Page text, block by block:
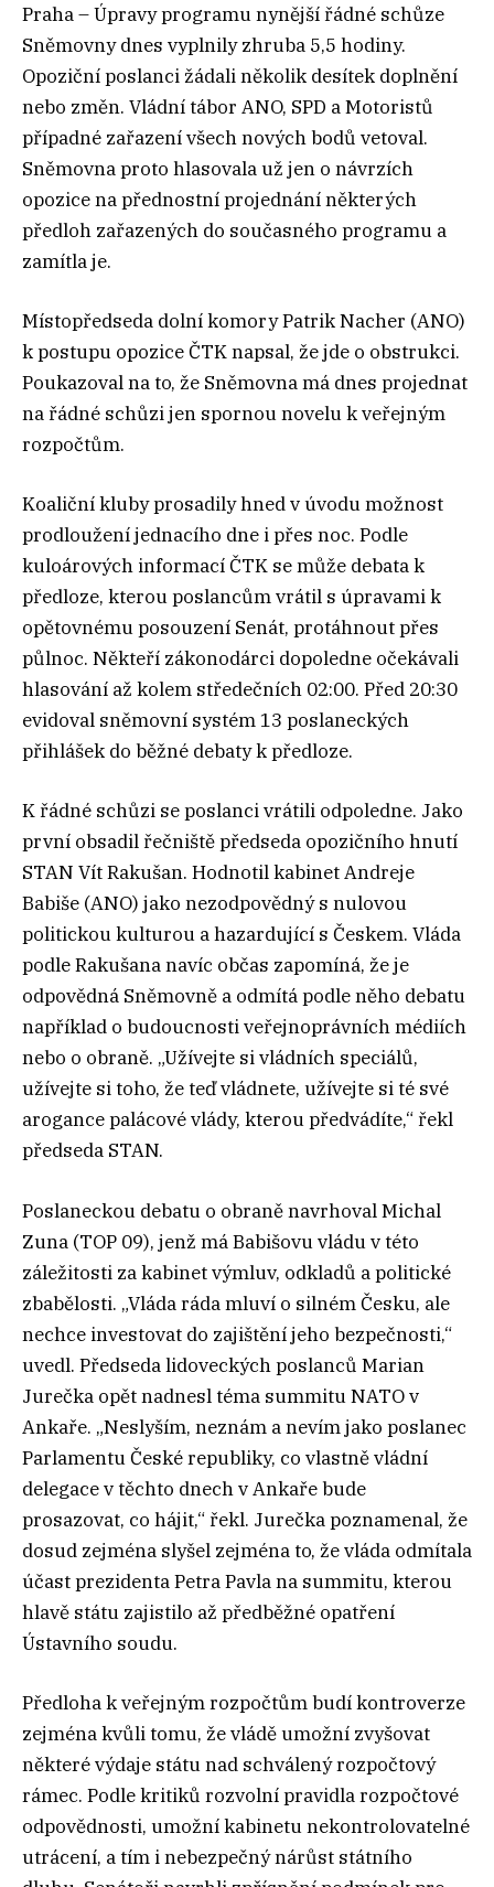
Praha – Úpravy programu nynější řádné schůze
Sněmovny dnes vyplnily zhruba 5,5 hodiny.
Opoziční poslanci žádali několik desítek doplnění
nebo změn. Vládní tábor ANO, SPD a Motoristů
případné zařazení všech nových bodů vetoval.
Sněmovna proto hlasovala už jen o návrzích
opozice na přednostní projednání některých
předloh zařazených do současného programu a
zamítla je.
Místopředseda dolní komory Patrik Nacher (ANO)
k postupu opozice ČTK napsal, že jde o obstrukci.
Poukazoval na to, že Sněmovna má dnes projednat
na řádné schůzi jen spornou novelu k veřejným
rozpočtům.
Koaliční kluby prosadily hned v úvodu možnost
prodloužení jednacího dne i přes noc. Podle
kuloárových informací ČTK se může debata k
předloze, kterou poslancům vrátil s úpravami k
opětovnému posouzení Senát, protáhnout přes
půlnoc. Někteří zákonodárci dopoledne očekávali
hlasování až kolem středečních 02:00. Před 20:30
evidoval sněmovní systém 13 poslaneckých
přihlášek do běžné debaty k předloze.
K řádné schůzi se poslanci vrátili odpoledne. Jako
první obsadil řečniště předseda opozičního hnutí
STAN Vít Rakušan. Hodnotil kabinet Andreje
Babiše (ANO) jako nezodpovědný s nulovou
politickou kulturou a hazardující s Českem. Vláda
podle Rakušana navíc občas zapomíná, že je
odpovědná Sněmovně a odmítá podle něho debatu
například o budoucnosti veřejnoprávních médiích
nebo o obraně. „Užívejte si vládních speciálů,
užívejte si toho, že teď vládnete, užívejte si té své
arogance palácové vlády, kterou předvádíte,“ řekl
předseda STAN.
Poslaneckou debatu o obraně navrhoval Michal
Zuna (TOP 09), jenž má Babišovu vládu v této
záležitosti za kabinet výmluv, odkladů a politické
zbabělosti. „Vláda ráda mluví o silném Česku, ale
nechce investovat do zajištění jeho bezpečnosti,“
uvedl. Předseda lidoveckých poslanců Marian
Jurečka opět nadnesl téma summitu NATO v
Ankaře. „Neslyším, neznám a nevím jako poslanec
Parlamentu České republiky, co vlastně vládní
delegace v těchto dnech v Ankaře bude
prosazovat, co hájit,“ řekl. Jurečka poznamenal, že
dosud zejména slyšel zejména to, že vláda odmítala
účast prezidenta Petra Pavla na summitu, kterou
hlavě státu zajistilo až předběžné opatření
Ústavního soudu.
Předloha k veřejným rozpočtům budí kontroverze
zejména kvůli tomu, že vládě umožní zvyšovat
některé výdaje státu nad schválený rozpočtový
rámec. Podle kritiků rozvolní pravidla rozpočtové
odpovědnosti, umožní kabinetu nekontrolovatelné
utrácení, a tím i nebezpečný nárůst státního